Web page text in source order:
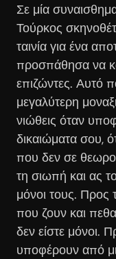
Σε μία
Τούρκος
ταινία για ένα
προσπάθησα να
επιζώντες. Αυτό
μεγαλύτερη
νιώθεις όταν
δικαιώματα σου,
που δεν σε
τη σιωπή και ας
μόνοι τους. Προς
που ζουν και
δεν είστε μόνοι.
υποφέρουν από